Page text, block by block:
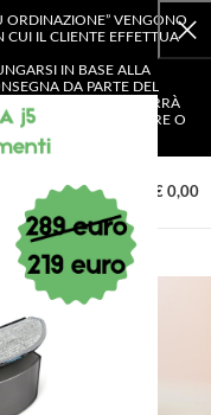
ORDINAZIONE” VENGONO
IL CLIENTE EFFETTUA
IN BASE ALLA
DA PARTE DEL
IL CLIENTE VERRÀ
SE CONFERMARE O
€ 0,00
E